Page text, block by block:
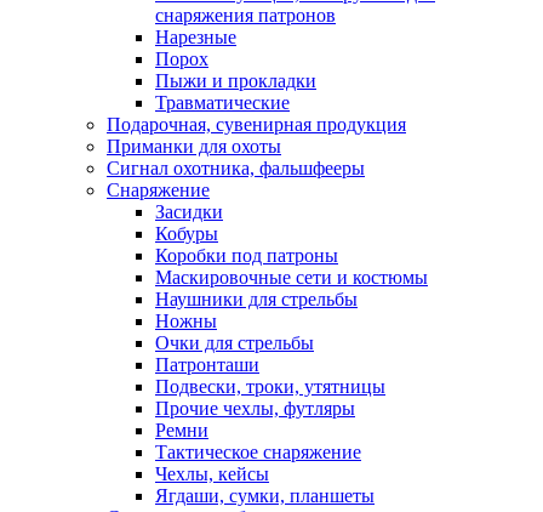
снаряжения патронов
Нарезные
Порох
Пыжи и прокладки
Травматические
Подарочная, сувенирная продукция
Приманки для охоты
Сигнал охотника, фальшфееры
Снаряжение
Засидки
Кобуры
Коробки под патроны
Маскировочные сети и костюмы
Наушники для стрельбы
Ножны
Очки для стрельбы
Патронташи
Подвески, троки, утятницы
Прочие чехлы, футляры
Ремни
Тактическое снаряжение
Чехлы, кейсы
Ягдаши, сумки, планшеты